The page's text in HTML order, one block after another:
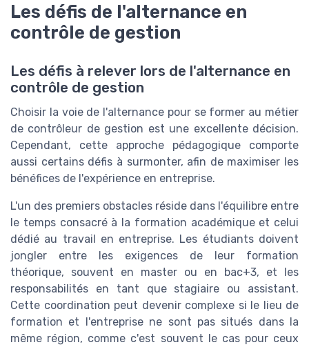
Les défis de l'alternance en
contrôle de gestion
Les défis à relever lors de l'alternance en
contrôle de gestion
Choisir la voie de l'alternance pour se former au métier
de contrôleur de gestion est une excellente décision.
Cependant, cette approche pédagogique comporte
aussi certains défis à surmonter, afin de maximiser les
bénéfices de l'expérience en entreprise.
L'un des premiers obstacles réside dans l'équilibre entre
le temps consacré à la formation académique et celui
dédié au travail en entreprise. Les étudiants doivent
jongler entre les exigences de leur formation
théorique, souvent en master ou en bac+3, et les
responsabilités en tant que stagiaire ou assistant.
Cette coordination peut devenir complexe si le lieu de
formation et l'entreprise ne sont pas situés dans la
même région, comme c'est souvent le cas pour ceux